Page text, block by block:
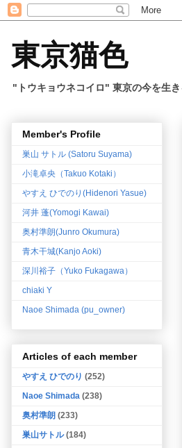
東京猫色
"トウキョウネコイロ" 東京の今を生
Member's Profile
巣山 サトル (Satoru Suyama)
小滝卓央（Takuo Kotaki）
やすえ ひでのり(Hidenori Yasue)
河井 蓬(Yomogi Kawai)
奥村準朗(Junro Okumura)
青木干城(Kanjo Aoki)
深川裕子（Yuko Fukagawa）
chiaki Y
Naoe Shimada (pu_owner)
Articles of each member
やすえ ひでのり (252)
Naoe Shimada (238)
奥村準朗 (233)
巣山サトル (184)